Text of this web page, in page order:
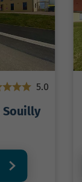
5.0
Souilly